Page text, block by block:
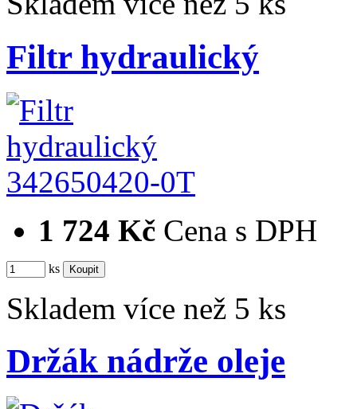
Filtr hydraulický
342650420-0T
1 724 Kč Cena s DPH
ks
Skladem více než 5 ks
Držák nádrže oleje